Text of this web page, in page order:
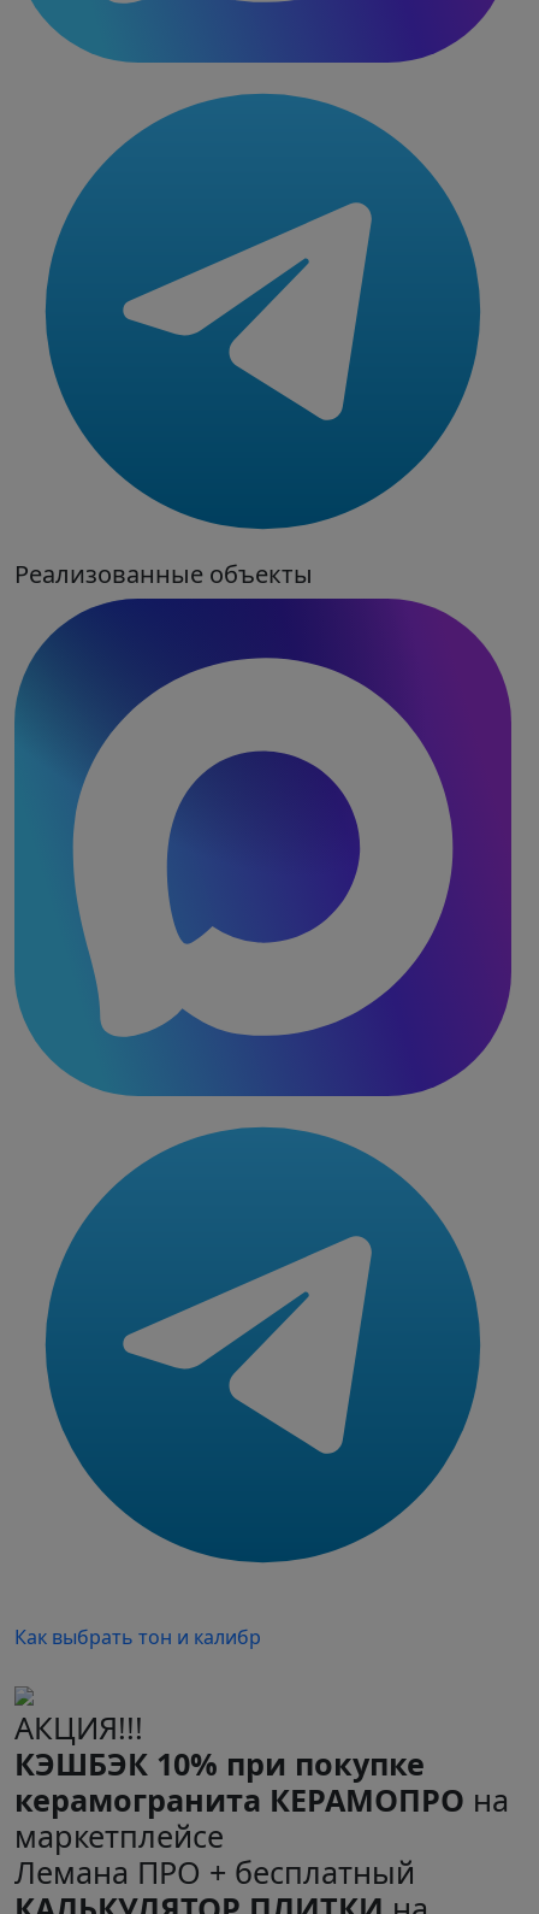
Реализованные объекты
Как выбрать тон и калибр
АКЦИЯ!!!
КЭШБЭК 10% при покупке
керамогранита КЕРАМОПРО на
маркетплейсе
Лемана ПРО + бесплатный